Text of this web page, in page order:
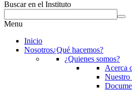
Buscar en el Instituto
Menu
Inicio
Nosotros¿Qué hacemos?
¿Quienes somos?
Acerca
Nuestro